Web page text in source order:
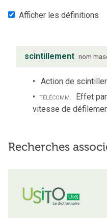
Afficher les définitions
scintillement nom
Action de scintiller
télécomm. Effet
vitesse de
Recherches